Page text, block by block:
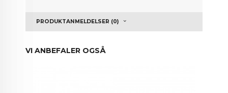
PRODUKTANMELDELSER (0)
VI ANBEFALER OGSÅ